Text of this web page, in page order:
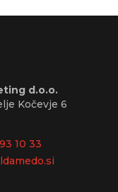
d.o.o.
Kočevje 6
10 33